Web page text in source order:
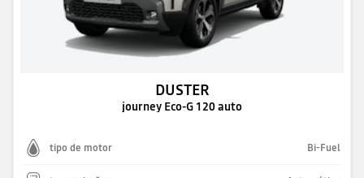
DUSTER
journey Eco-G 120 auto
tipo de motor Bi-Fuel